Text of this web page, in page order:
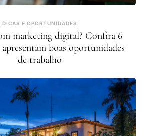
DICAS E OPORTUNIDADES
marketing digital? Confira 6
apresentam boas oportunidades
de trabalho